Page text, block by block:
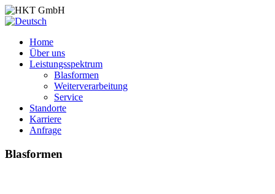
Home
Über uns
Leistungsspektrum
Blasformen
Weiterverarbeitung
Service
Standorte
Karriere
Anfrage
Blasformen